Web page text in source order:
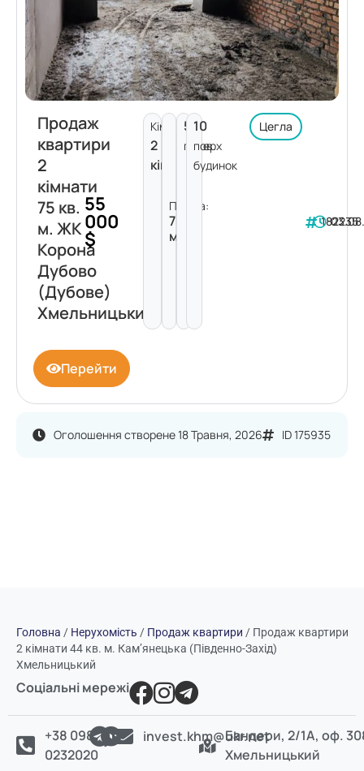
Оголошення створене 18 Травня, 2026 ID 175935
Продаж
квартири
2
кімнати
75 кв.
м. ЖК
Корона
Дубово
(Дубове)
Хмельницький
55
000
$
Кімнат:
2
кімнати
Площа:
75
м²
5
поверх
10
пов.
будинок
Цегла
182235
Перейти
Головна / Нерухомість / Продаж квартири / Продаж квартири
2 кімнати 44 кв. м. Кам’янецька (Південно-Захід)
Хмельницький
Соціальні мережі
+38 098
0232020
invest.khm@ukr.netБандери, 2/1А, оф.
Хмельницький